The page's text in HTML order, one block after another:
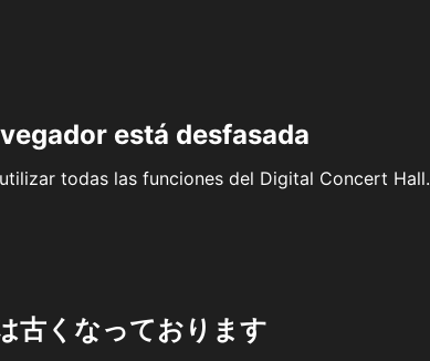
está desfasada
todas las funciones del Digital Concert Hall.
古くなっております